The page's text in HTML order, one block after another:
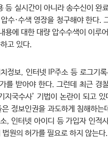
등 실시간이 아니라 송수신이 완
수·수색 영장을 청구해야 한다.
용에 대한 대량 압수수색이 이루
고 있다.
정보, 인터넷 IP주소 등 로그기
를 받아야 한다. 그런데 최근 경
지국수사’ 기법이 논란이 되고
정보인권을 과도하게 침해하
, 인터넷 아이디 등 가입자 인적
원의 허가를 필요로 하지 않는다.